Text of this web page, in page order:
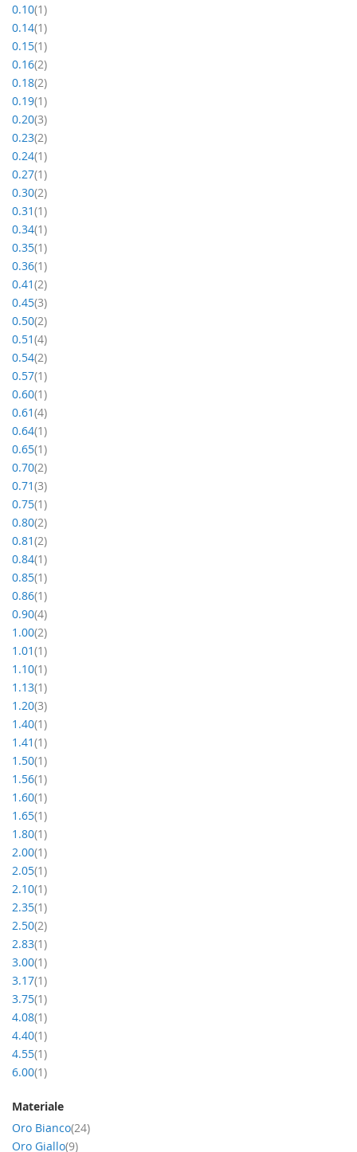
0.10 1item
0.14 1item
0.15 1item
0.16 2item
0.18 2item
0.19 1item
0.20 3item
0.23 2item
0.24 1item
0.27 1item
0.30 2item
0.31 1item
0.34 1item
0.35 1item
0.36 1item
0.41 2item
0.45 3item
0.50 2item
0.51 4item
0.54 2item
0.57 1item
0.60 1item
0.61 4item
0.64 1item
0.65 1item
0.70 2item
0.71 3item
0.75 1item
0.80 2item
0.81 2item
0.84 1item
0.85 1item
0.86 1item
0.90 4item
1.00 2item
1.01 1item
1.10 1item
1.13 1item
1.20 3item
1.40 1item
1.41 1item
1.50 1item
1.56 1item
1.60 1item
1.65 1item
1.80 1item
2.00 1item
2.05 1item
2.10 1item
2.35 1item
2.50 2item
2.83 1item
3.00 1item
3.17 1item
3.75 1item
4.08 1item
4.40 1item
4.55 1item
6.00 1item
Materiale
Oro Bianco 24item
Oro Giallo 9item